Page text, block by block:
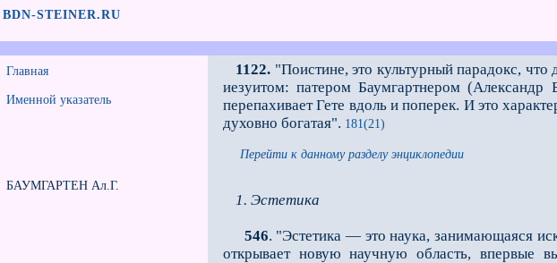
BDN-STEINER.RU
Главная
Именной указатель
БАУМГАРТЕН Ал.Г.
1122. "Поистине, это культурный парадокс,
иезуитом: патером Баумгартнером
перепахивает Гете вдоль и поперек. И это
духовно богатая". 181(21)
Перейти к данному разделу энциклопедии
1. Эстетика
546. "Эстетика — это наука, занимающаяся
открывает новую научную область, впервые